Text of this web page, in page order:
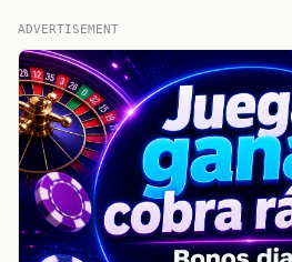
ADVERTISEMENT